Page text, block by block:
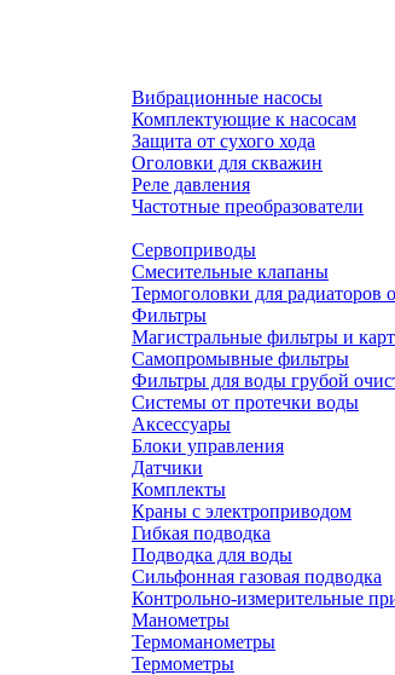
Вибрационные насосы
Комплектующие к насосам
Защита от сухого хода
Оголовки для скважин
Реле давления
Частотные преобразователи
Сервоприводы
Смесительные клапаны
Термоголовки для радиаторов
Фильтры
Магистральные фильтры и
Самопромывные фильтры
Фильтры для воды грубой
Системы от протечки воды
Аксессуары
Блоки управления
Датчики
Комплекты
Краны с электроприводом
Гибкая подводка
Подводка для воды
Сильфонная газовая подводка
Контрольно-измерительные
Манометры
Термоманометры
Термометры